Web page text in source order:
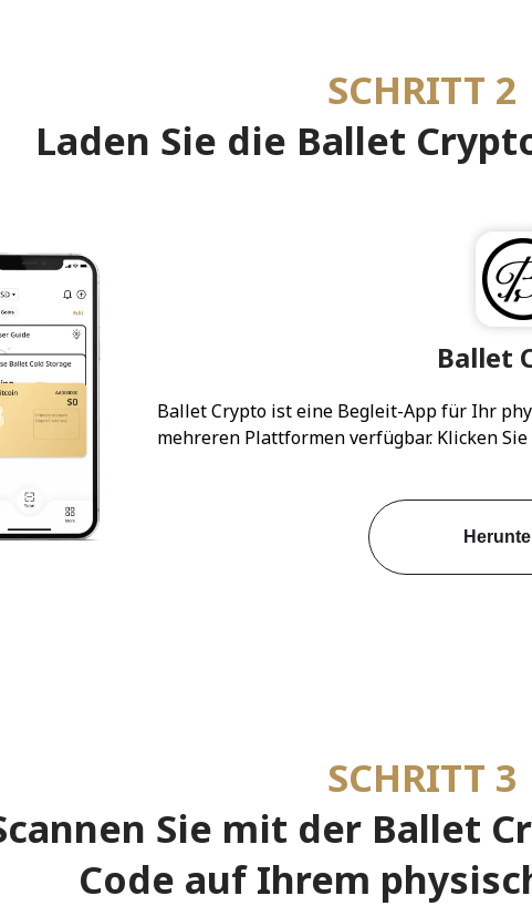
SCHRITT 2
Laden Sie die Ballet
Ballet
Ballet Crypto ist eine Begleit-App für Ihr
mehreren Plattformen verfügbar. Klicken
SCHRITT 3
Sie mit der Ballet
Code auf Ihrem